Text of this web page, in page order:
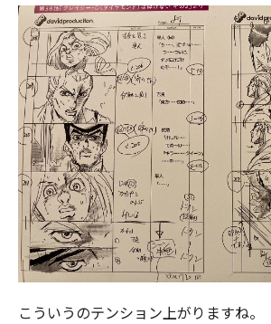
こういうのテンション上がりますね。